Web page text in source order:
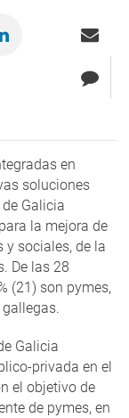
en
soluciones
Galicia
la mejora de
y sociales, de la
De las 28
(21) son pymes,
Galicia
privada en el
el objetivo de
de pymes, en